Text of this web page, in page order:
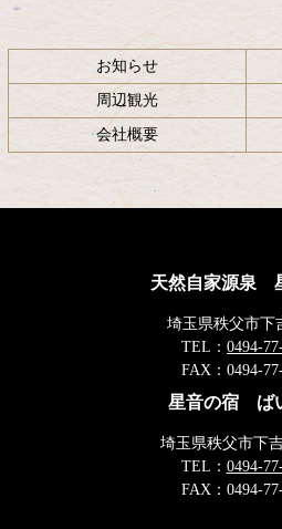
お知らせ
周辺観光
会社概要
天然自家源泉
埼玉県秩父市下
TEL： 0494-
FAX： 0494-
星音の宿 ば
埼玉県秩父市下
TEL： 0494-
FAX： 0494-